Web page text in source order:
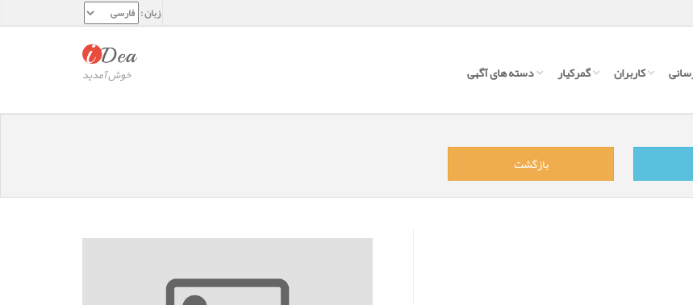
زبان :
خوش آمدید کاربران گمرکیار دسته های آگهی
بازگشت